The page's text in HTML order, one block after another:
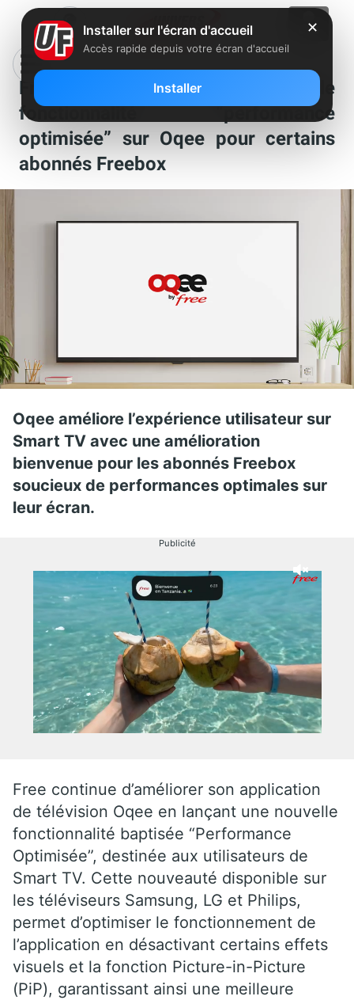
Free lance une nouvelle
fonctionnalité “performance
optimisée” sur Oqee pour certains
abonnés Freebox
Oqee améliore l’expérience utilisateur sur
Smart TV avec une amélioration
bienvenue pour les abonnés Freebox
soucieux de performances optimales sur
leur écran.
Publicité
Free continue d’améliorer son application
de télévision Oqee en lançant une nouvelle
fonctionnalité baptisée “Performance
Optimisée”, destinée aux utilisateurs de
Smart TV. Cette nouveauté disponible sur
les téléviseurs Samsung, LG et Philips,
permet d’optimiser le fonctionnement de
l’application en désactivant certains effets
visuels et la fonction Picture-in-Picture
(PiP), garantissant ainsi une meilleure
✕
Installer sur l'écran d'accueil
Accès rapide depuis votre écran d'accueil
Installer